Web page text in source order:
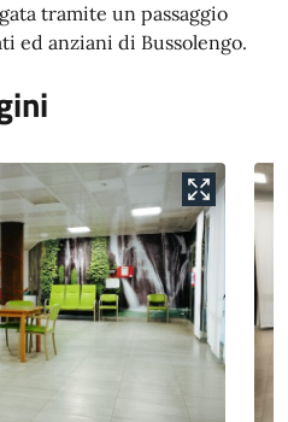
tramite un passaggio
ed anziani di Bussolengo.